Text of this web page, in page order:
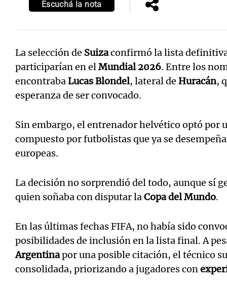
Escuchá la nota
La selección de Suizaconfirmó la lista
participarían en elMundial 2026. Entre los
encontrabaLucas Blondel, lateral de Huracán,
esperanza de ser convocado.
Sin embargo, el entrenador helvético optó por
compuesto por futbolistas que ya se
europeas.
La decisión no sorprendió del todo, aunque sí
quien soñaba con disputar laCopa del Mundo.
En las últimas fechas FIFA, no había sido
posibilidades de inclusión en la lista final. A
Argentinapor una posible citación, el técnico
consolidada, priorizando a jugadores con